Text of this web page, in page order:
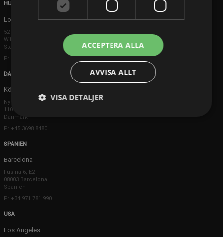
HUVUDKONTOR
London
52 Brook Street
W1K 5DS London
Storbritannien
P: +44 203 608 8181
DANMARK
Köpenhamn
Ny Østergade 20
1101 København K
Danmark
P: +45 3698 8480
SPANIEN
Barcelona
Fusina 6, E2
08003 Barcelona
Spanien
P: +34 971 781 990
USA
Los Angeles
ACCEPTERA ALLA
AVVISA ALLT
VISA DETALJER